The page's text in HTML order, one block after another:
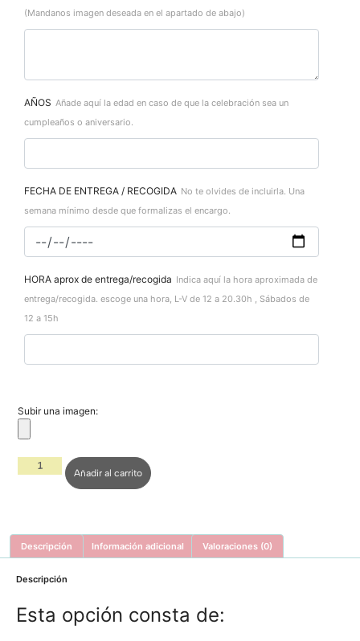
(Mandanos imagen deseada en el apartado de abajo)
AÑOS Añade aquí la edad en caso de que la celebración sea un
cumpleaños o aniversario.
FECHA DE ENTREGA / RECOGIDA No te olvides de incluirla. Una
semana mínimo desde que formalizas el encargo.
HORA aprox de entrega/recogida Indica aquí la hora aproximada de
entrega/recogida. escoge una hora, L-V de 12 a 20.30h , Sábados de
12 a 15h
Subir una imagen:
Añadir al carrito
Descripción Información adicional Valoraciones (0)
Descripción
Esta opción consta de: